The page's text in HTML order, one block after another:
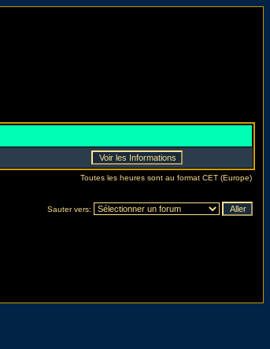
Toutes les heures sont au format CET (Europe)
Sauter vers: